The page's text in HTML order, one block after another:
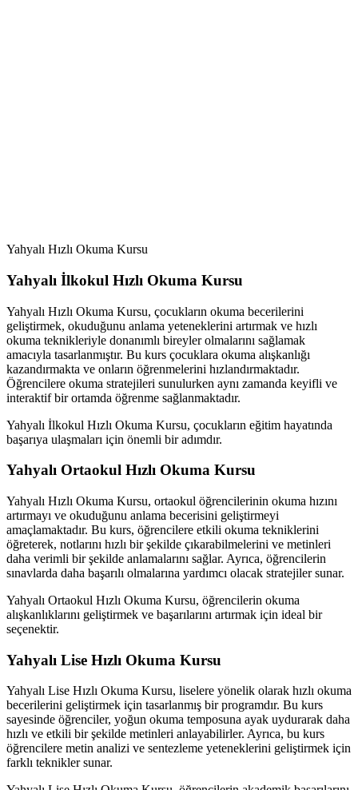
Yahyalı Hızlı Okuma Kursu
Yahyalı İlkokul Hızlı Okuma Kursu
Yahyalı Hızlı Okuma Kursu, çocukların okuma becerilerini
geliştirmek, okuduğunu anlama yeteneklerini artırmak ve hızlı
okuma teknikleriyle donanımlı bireyler olmalarını sağlamak
amacıyla tasarlanmıştır. Bu kurs çocuklara okuma alışkanlığı
kazandırmakta ve onların öğrenmelerini hızlandırmaktadır.
Öğrencilere okuma stratejileri sunulurken aynı zamanda keyifli ve
interaktif bir ortamda öğrenme sağlanmaktadır.
Yahyalı İlkokul Hızlı Okuma Kursu, çocukların eğitim hayatında
başarıya ulaşmaları için önemli bir adımdır.
Yahyalı Ortaokul Hızlı Okuma Kursu
Yahyalı Hızlı Okuma Kursu, ortaokul öğrencilerinin okuma hızını
artırmayı ve okuduğunu anlama becerisini geliştirmeyi
amaçlamaktadır. Bu kurs, öğrencilere etkili okuma tekniklerini
öğreterek, notlarını hızlı bir şekilde çıkarabilmelerini ve metinleri
daha verimli bir şekilde anlamalarını sağlar. Ayrıca, öğrencilerin
sınavlarda daha başarılı olmalarına yardımcı olacak stratejiler sunar.
Yahyalı Ortaokul Hızlı Okuma Kursu, öğrencilerin okuma
alışkanlıklarını geliştirmek ve başarılarını artırmak için ideal bir
seçenektir.
Yahyalı Lise Hızlı Okuma Kursu
Yahyalı Lise Hızlı Okuma Kursu, liselere yönelik olarak hızlı okuma
becerilerini geliştirmek için tasarlanmış bir programdır. Bu kurs
sayesinde öğrenciler, yoğun okuma temposuna ayak uydurarak daha
hızlı ve etkili bir şekilde metinleri anlayabilirler. Ayrıca, bu kurs
öğrencilere metin analizi ve sentezleme yeteneklerini geliştirmek için
farklı teknikler sunar.